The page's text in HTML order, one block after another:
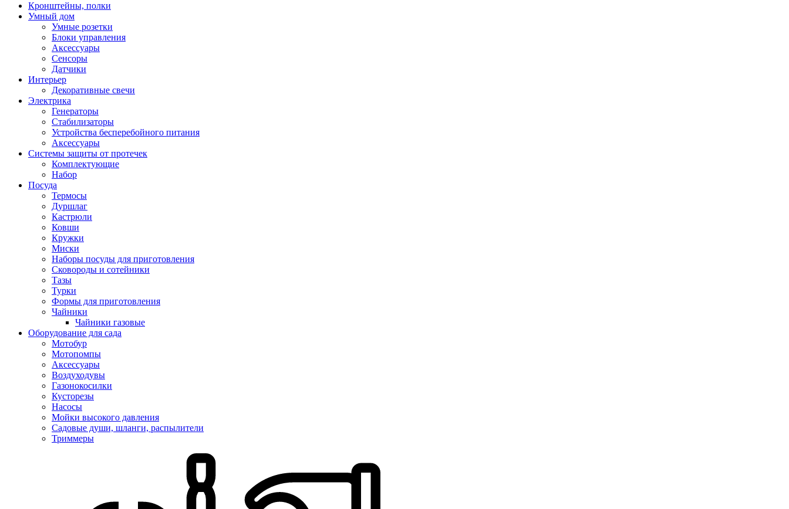
Кронштейны, полки
Умный дом
Умные розетки
Блоки управления
Аксессуары
Сенсоры
Датчики
Интерьер
Декоративные свечи
Электрика
Генераторы
Стабилизаторы
Устройства бесперебойного питания
Аксессуары
Системы защиты от протечек
Комплектующие
Набор
Посуда
Термосы
Дуршлаг
Кастрюли
Ковши
Кружки
Миски
Наборы посуды для приготовления
Сковороды и сотейники
Тазы
Турки
Формы для приготовления
Чайники
Чайники газовые
Оборудование для сада
Мотобур
Мотопомпы
Аксессуары
Воздуходувы
Газонокосилки
Кусторезы
Насосы
Мойки высокого давления
Садовые души, шланги, распылители
Триммеры